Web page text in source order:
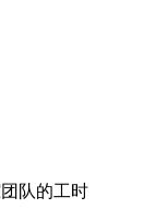
队的工时